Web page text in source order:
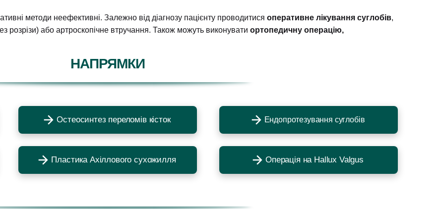
методи неефективні. Залежно від діагнозу пацієнту проводитися оперативне лікування суглобів,
розрізи) або артроскопічне втручання. Також можуть виконувати ортопедичну операцію,
НАПРЯМКИ
Остеосинтез переломів кісток Ендопротезування суглобів
Пластика Ахіллового сухожилля Операція на Hallux Valgus